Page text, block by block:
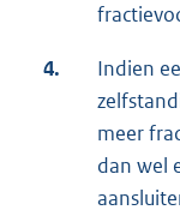
4.
Indien
meer
dan wel